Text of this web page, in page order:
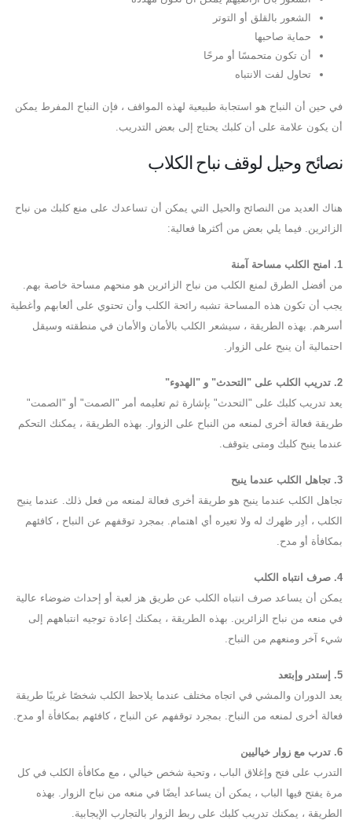
الشعور بالقلق أو التوتر
حماية صاحبها
أن تكون متحمسًا أو مرحًا
تحاول لفت الانتباه
في حين أن النباح هو استجابة طبيعية لهذه المواقف ، فإن النباح المفرط يمكن
أن يكون علامة على أن كلبك يحتاج إلى بعض التدريب.
نصائح وحيل لوقف نباح الكلاب
هناك العديد من النصائح والحيل التي يمكن أن تساعدك على منع كلبك من نباح
الزائرين. فيما يلي بعض من أكثرها فعالية:
1. امنح الكلب مساحة آمنة
من أفضل الطرق لمنع الكلب من نباح الزائرين هو منحهم مساحة خاصة بهم.
يجب أن تكون هذه المساحة تشبه رائحة الكلب وأن تحتوي على ألعابهم وأغطية
أسرهم. بهذه الطريقة ، سيشعر الكلب بالأمان والأمان في منطقته وسيقل
احتمالية أن ينبح على الزوار.
2. تدريب الكلب على "التحدث" و "الهدوء"
يعد تدريب كلبك على "التحدث" بإشارة ثم تعليمه أمر "الصمت" أو "الصمت"
طريقة فعالة أخرى لمنعه من النباح على الزوار. بهذه الطريقة ، يمكنك التحكم
عندما ينبح كلبك ومتى يتوقف.
3. تجاهل الكلب عندما ينبح
تجاهل الكلب عندما ينبح هو طريقة أخرى فعالة لمنعه من فعل ذلك. عندما ينبح
الكلب ، أدِر ظهرك له ولا تعيره أي اهتمام. بمجرد توقفهم عن النباح ، كافئهم
بمكافأة أو مدح.
4. صرف انتباه الكلب
يمكن أن يساعد صرف انتباه الكلب عن طريق هز لعبة أو إحداث ضوضاء عالية
في منعه من نباح الزائرين. بهذه الطريقة ، يمكنك إعادة توجيه انتباههم إلى
شيء آخر ومنعهم من النباح.
5. إستدر وإبتعد
يعد الدوران والمشي في اتجاه مختلف عندما يلاحظ الكلب شخصًا غريبًا طريقة
فعالة أخرى لمنعه من النباح. بمجرد توقفهم عن النباح ، كافئهم بمكافأة أو مدح.
6. تدرب مع زوار خياليين
التدرب على فتح وإغلاق الباب ، وتحية شخص خيالي ، مع مكافأة الكلب في كل
مرة يفتح فيها الباب ، يمكن أن يساعد أيضًا في منعه من نباح الزوار. بهذه
الطريقة ، يمكنك تدريب كلبك على ربط الزوار بالتجارب الإيجابية.